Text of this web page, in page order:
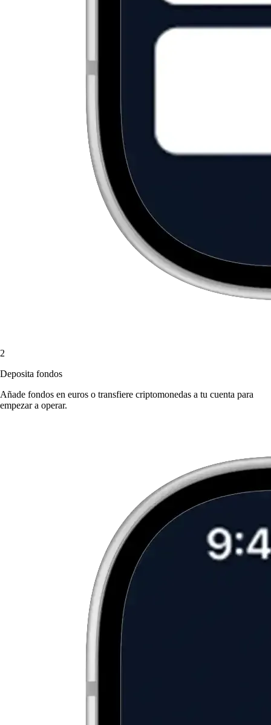
2
Deposita fondos
Añade fondos en euros o transfiere criptomonedas a tu cuenta para
empezar a operar.